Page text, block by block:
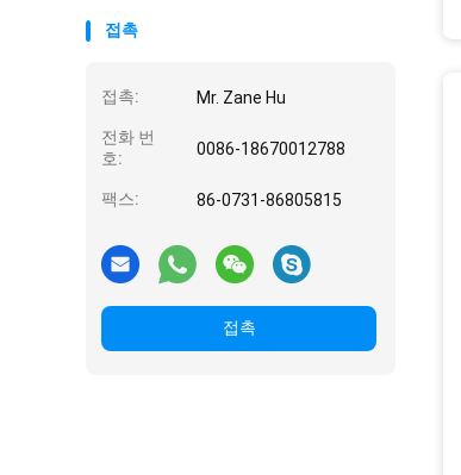
접촉
접촉: Mr. Zane Hu
전화 번
호:
0086-18670012788
팩스: 86-0731-86805815
접촉